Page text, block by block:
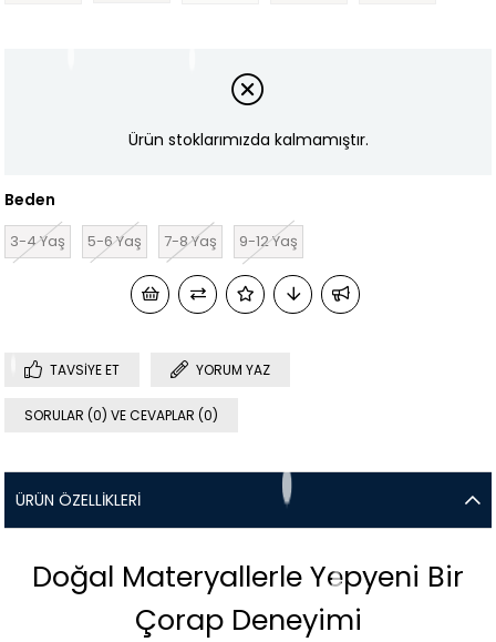
Ürün stoklarımızda kalmamıştır.
Beden
3-4 Yaş 5-6 Yaş 7-8 Yaş 9-12 Yaş
TAVSIYE ET YORUM YAZ
SORULAR (0) VE CEVAPLAR (0)
ÜRÜN ÖZELLIKLERI
Doğal Materyallerle Yepyeni Bir
Çorap Deneyimi